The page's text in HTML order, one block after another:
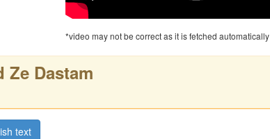
*video may not be correct as it is fetched automatically
Ze Dastam
text